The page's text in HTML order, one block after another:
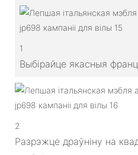
1
Выбірайце якасныя
2
Разрэжце драўніну на